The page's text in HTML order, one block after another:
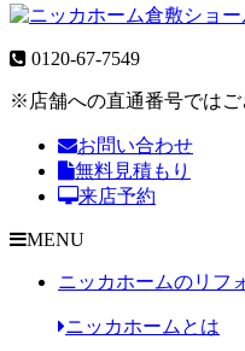
0120-67-7549
※店舗への直通番号ではご
お問い合わせ
無料見積もり
来店予約
MENU
ニッカホームのリフ
ニッカホームとは